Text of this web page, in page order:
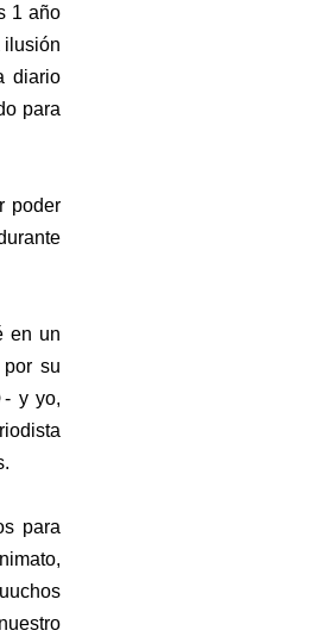
1 año
ilusión
diario
para
poder
en un
su
y yo,
para